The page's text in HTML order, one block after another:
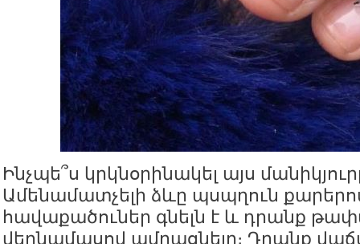
Ինչպե՞ս կրկնօրինակել այս
Ամենամատչելի ձևը պսպղուն
հավաքածուներ գնելն է և դրանք
վերնամասով ամրացնելը։ Դրանք